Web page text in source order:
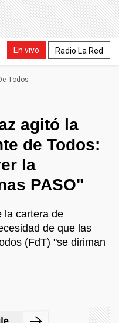
En vivo Radio La Red
Todos
agitó la
de Todos:
la
PASO"
la cartera de
de que las
(FdT) "se diriman